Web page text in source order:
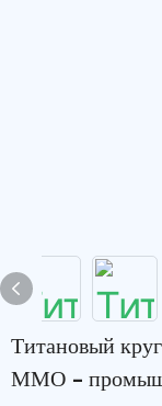
Титановый
ММО -